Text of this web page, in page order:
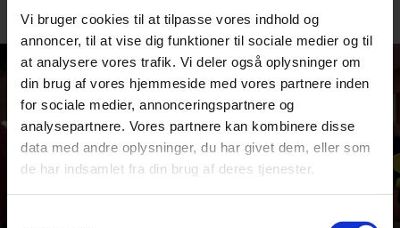
Vi bruger cookies til at tilpasse vores indhold og
annoncer, til at vise dig funktioner til sociale medier og til
at analysere vores trafik. Vi deler også oplysninger om
din brug af vores hjemmeside med vores partnere inden
for sociale medier, annonceringspartnere og
analysepartnere. Vores partnere kan kombinere disse
data med andre oplysninger, du har givet dem, eller som
de har indsamlet fra din brug af deres tjenester.
Se alle nyheder